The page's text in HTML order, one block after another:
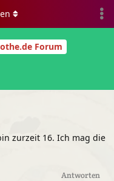
Forum
zurzeit 16. Ich mag die
Antworten